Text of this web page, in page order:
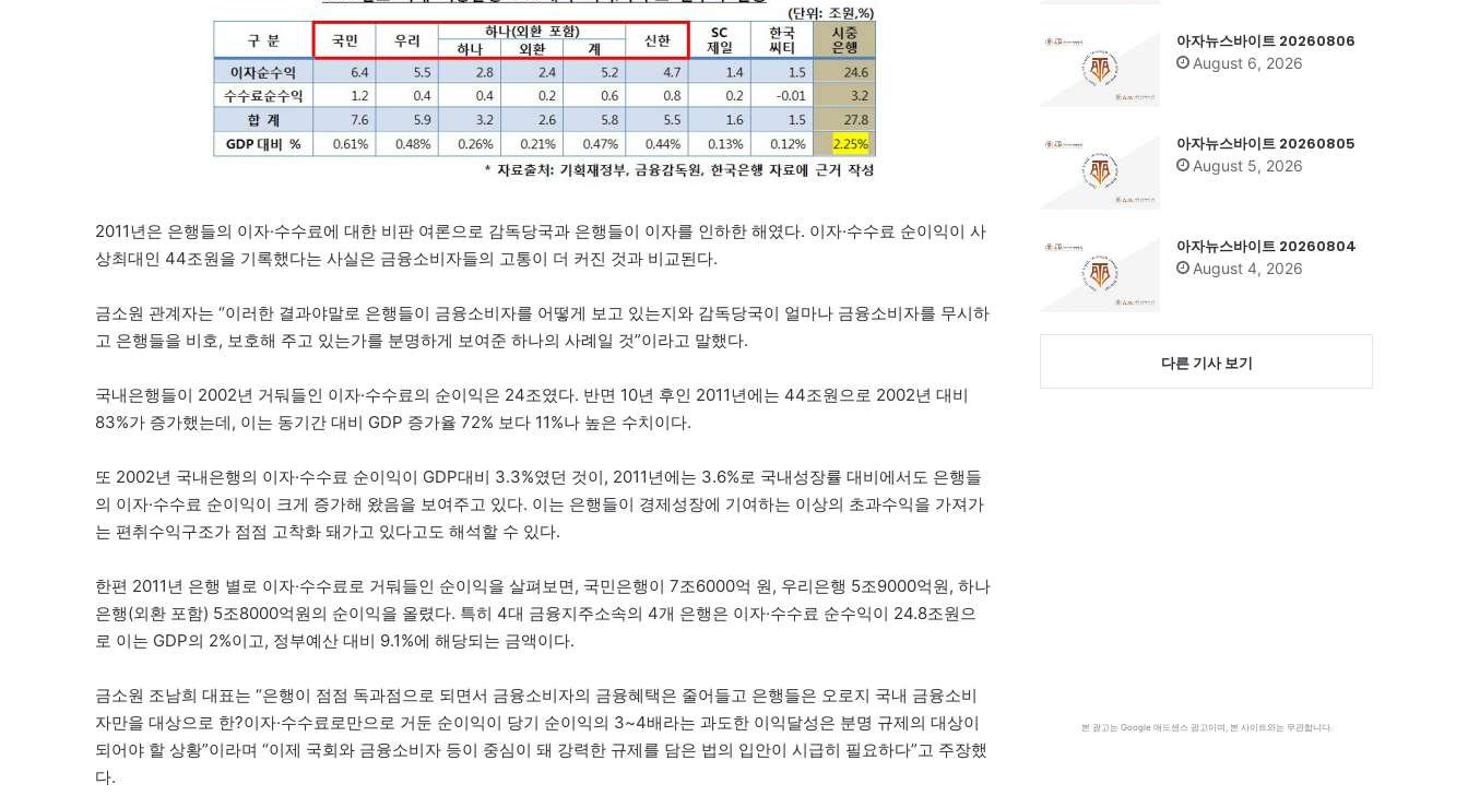
2011년은 은행들의 이자·수수료에 대한 비판 여론으로 감독당국과 은행들이 이자를 인하한 해였다. 이자·수수료 순이익이 사
상최대인 44조원을 기록했다는 사실은 금융소비자들의 고통이 더 커진 것과 비교된다.
금소원 관계자는 “이러한 결과야말로 은행들이 금융소비자를 어떻게 보고 있는지와 감독당국이 얼마나 금융소비자를 무시하
고 은행들을 비호, 보호해 주고 있는가를 분명하게 보여준 하나의 사례일 것”이라고 말했다.
국내은행들이 2002년 거둬들인 이자·수수료의 순이익은 24조였다. 반면 10년 후인 2011년에는 44조원으로 2002년 대비
83%가 증가했는데, 이는 동기간 대비 GDP 증가율 72% 보다 11%나 높은 수치이다.
또 2002년 국내은행의 이자·수수료 순이익이 GDP대비 3.3%였던 것이, 2011년에는 3.6%로 국내성장률 대비에서도 은행들
의 이자·수수료 순이익이 크게 증가해 왔음을 보여주고 있다. 이는 은행들이 경제성장에 기여하는 이상의 초과수익을 가져가
는 편취수익구조가 점점 고착화 돼가고 있다고도 해석할 수 있다.
한편 2011년 은행 별로 이자·수수료로 거둬들인 순이익을 살펴보면, 국민은행이 7조6000억 원, 우리은행 5조9000억원, 하나
은행(외환 포함) 5조8000억원의 순이익을 올렸다. 특히 4대 금융지주소속의 4개 은행은 이자·수수료 순수익이 24.8조원으
로 이는 GDP의 2%이고, 정부예산 대비 9.1%에 해당되는 금액이다.
금소원 조남희 대표는 “은행이 점점 독과점으로 되면서 금융소비자의 금융혜택은 줄어들고 은행들은 오로지 국내 금융소비
자만을 대상으로 한?이자·수수료로만으로 거둔 순이익이 당기 순이익의 3~4배라는 과도한 이익달성은 분명 규제의 대상이
되어야 할 상황”이라며 “이제 국회와 금융소비자 등이 중심이 돼 강력한 규제를 담은 법의 입안이 시급히 필요하다”고 주장했
다.
아자뉴스바이트 20260806
August 6, 2026
아자뉴스바이트 20260805
August 5, 2026
아자뉴스바이트 20260804
August 4, 2026
다른 기사 보기
본 광고는 Google 애드센스 광고이며, 본 사이트와는 무관합니다.